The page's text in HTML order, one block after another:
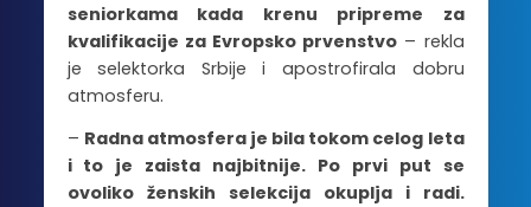
seniorkama kada krenu pripreme za
kvalifikacije za Evropsko prvenstvo – rekla
je selektorka Srbije i apostrofirala dobru
atmosferu.
– Radna atmosfera je bila tokom celog leta
i to je zaista najbitnije. Po prvi put se
ovoliko ženskih selekcija okuplja i radi.